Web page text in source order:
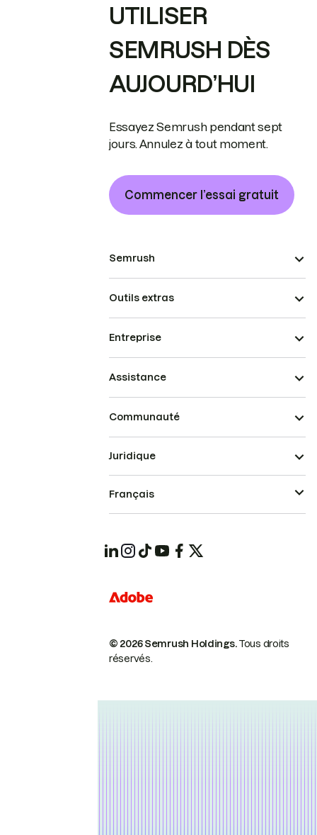
UTILISER
SEMRUSH DÈS
AUJOURD’HUI
Essayez Semrush pendant sept
jours. Annulez à tout moment.
Commencer l’essai gratuit
Semrush
Outils extras
Entreprise
Assistance
Communauté
© 2026 Semrush Holdings.Tous droits
réservés.
Juridique
Français